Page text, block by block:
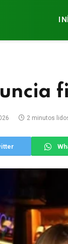
2 minutos